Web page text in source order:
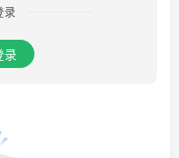
录
录